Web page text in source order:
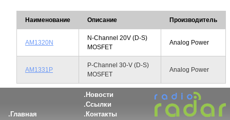
Наименование Описание Производитель
AM1320N
N-Channel 20V (D-S)
MOSFET
Analog Power
AM1331P
P-Channel 30-V (D-S)
MOSFET
Analog Power
Главная
Новости
Ссылки
Контакты